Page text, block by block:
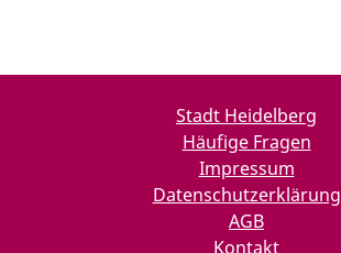
Stadt Heidelberg
Häufige Fragen
Impressum
Datenschutzerklärung
AGB
Kontakt